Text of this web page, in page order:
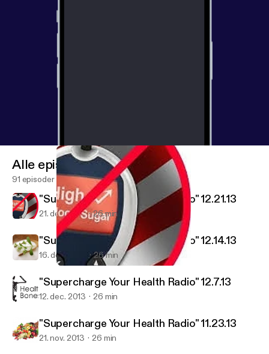
Exodus Health Center
Alle episoder
91 episoder
"Supercharge Your Health Radio" 12.21.13
21. dec. 2013 26 min
"Supercharge Your Health Radio" 12.14.13
16. dec. 2013 26 min
"Supercharge Your Health Radio" 12.7.13
12. dec. 2013 26 min
"Supercharge Your Health Radio" 11.23.13
21. nov. 2013 26 min